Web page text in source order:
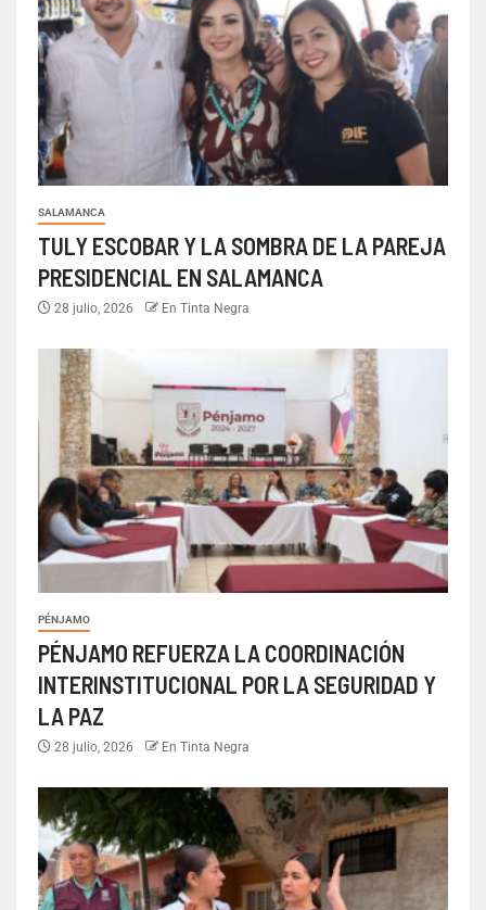
SALAMANCA
TULY ESCOBAR Y LA SOMBRA DE LA PAREJA
PRESIDENCIAL EN SALAMANCA
28 julio, 2026 En Tinta Negra
PÉNJAMO
PÉNJAMO REFUERZA LA COORDINACIÓN
INTERINSTITUCIONAL POR LA SEGURIDAD Y
LA PAZ
28 julio, 2026 En Tinta Negra